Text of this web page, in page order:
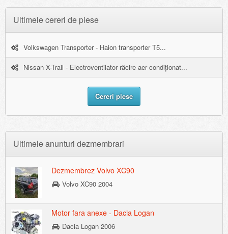
Ultimele cereri de piese
Volkswagen Transporter - Haion transporter T5...
Nissan X-Trail - Electroventilator răcire aer condiționat...
Cereri piese
Ultimele anunturi dezmembrari
Dezmembrez Volvo XC90
Volvo XC90 2004
Motor fara anexe - Dacia Logan
Dacia Logan 2006